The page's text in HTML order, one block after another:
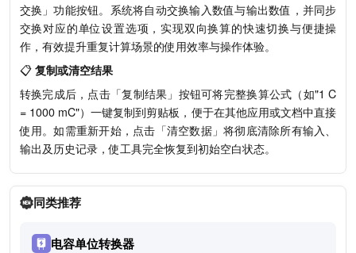
交换」功能按钮。系统将自动交换输入数值与输出数值，并同步
交换对应的单位设置选项，实现双向换算的快速切换与便捷操
作，有效提升重复计算场景的使用效率与操作体验。
📋 复制或清空结果
转换完成后，点击「复制结果」按钮可将完整换算公式（如"1 C
= 1000 mC"）一键复制到剪贴板，便于在其他应用或文档中直接
使用。如需重新开始，点击「清空数据」将彻底清除所有输入、
输出及历史记录，使工具完全恢复到初始空白状态。
同类推荐
电容单位转换器